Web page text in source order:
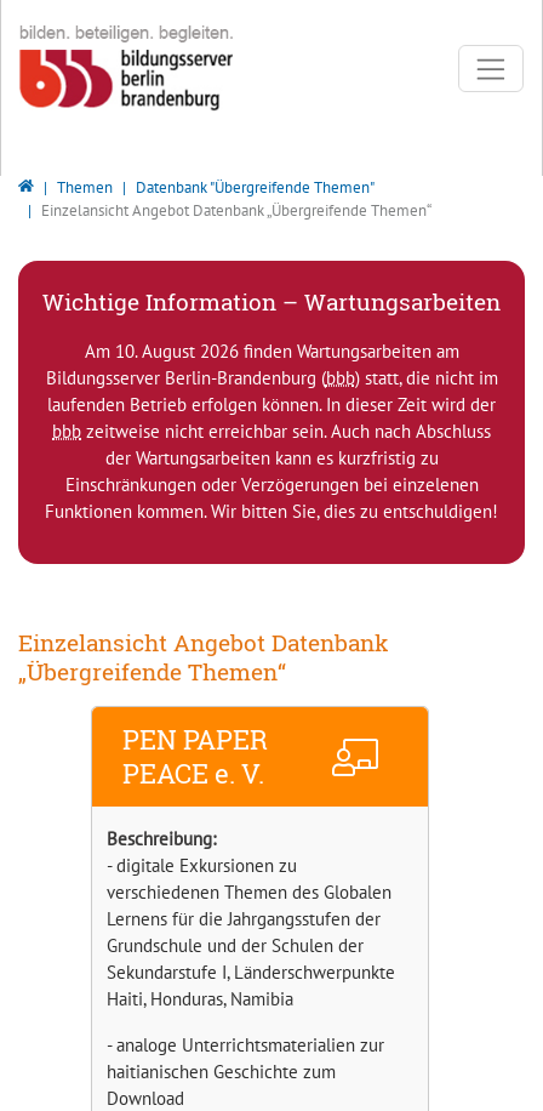
Bildungsserver Berlin - Brandenburg
Themen
Datenbank "Übergreifende Themen"
Einzelansicht Angebot Datenbank „Übergreifende Themen“
Wichtige Information – Wartungsarbeiten
Am 10. August 2026 finden Wartungsarbeiten am
Bildungsserver Berlin-Brandenburg (bbb) statt, die nicht im
laufenden Betrieb erfolgen können. In dieser Zeit wird der
bbb zeitweise nicht erreichbar sein. Auch nach Abschluss
der Wartungsarbeiten kann es kurzfristig zu
Einschränkungen oder Verzögerungen bei einzelenen
Funktionen kommen. Wir bitten Sie, dies zu entschuldigen!
Einzelansicht Angebot Datenbank
„Übergreifende Themen“
PEN PAPER
PEACE e. V.
Beschreibung:
- digitale Exkursionen zu
verschiedenen Themen des Globalen
Lernens für die Jahrgangsstufen der
Grundschule und der Schulen der
Sekundarstufe I, Länderschwerpunkte
Haiti, Honduras, Namibia
- analoge Unterrichtsmaterialien zur
haitianischen Geschichte zum
Download